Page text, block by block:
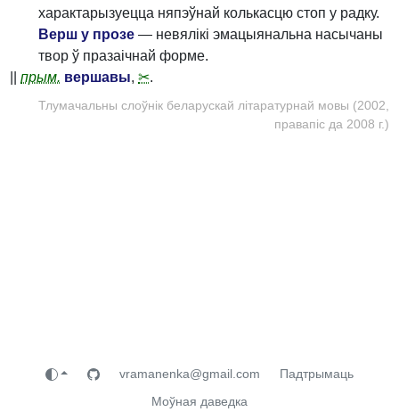
характарызуецца няпэўнай колькасцю стоп у радку.
Верш у прозе — невялікі эмацыянальна насычаны
твор ў празаічнай форме.
прым. вершавы, ✂.
Тлумачальны слоўнік беларускай літаратурнай мовы (2002,
правапіс да 2008 г.)
vramanenka@gmail.com
Падтрымаць
Моўная даведка